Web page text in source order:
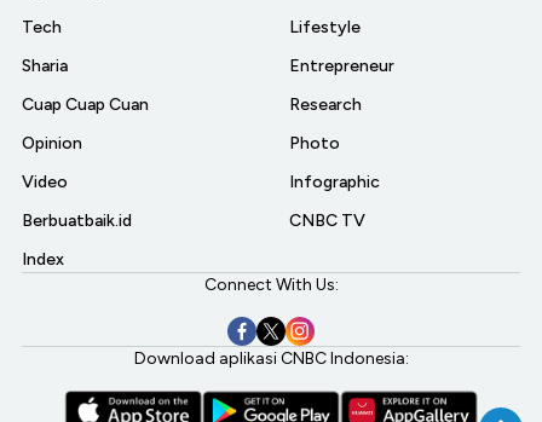
Tech
Sharia
Cuap Cuap Cuan
Opinion
Video
Berbuatbaik.id
Index
Lifestyle
Entrepreneur
Research
Photo
Infographic
CNBC TV
Connect With Us:
Download aplikasi CNBC Indonesia: